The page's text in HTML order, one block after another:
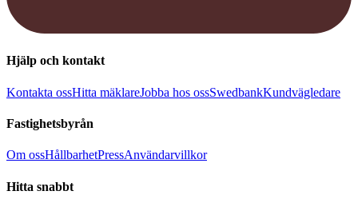
Hjälp och kontakt
Kontakta ossHitta mäklareJobba hos ossSwedbankKundvägledare
Fastighetsbyrån
Om ossHållbarhetPressAnvändarvillkor
Hitta snabbt